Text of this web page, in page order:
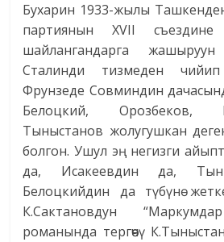
Бухарин 1933-жылы
партиянын XVII
шайлангандарга
Сталинди тизмеден чийип
Фрунзеде Совминдин
Белоцкий, Орозбеков,
Тыныстанов жолугушкан
болгон. Ушул эң негизги
да, Исакеевдин да,
Белоцкийдин да түбүнө
К.Сактановдун
романында тергөөчү